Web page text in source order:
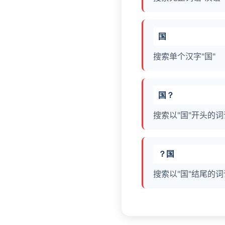
国
搜索单个汉字"国"
国？
搜索以"国"开头的
？国
搜索以"国"结尾的